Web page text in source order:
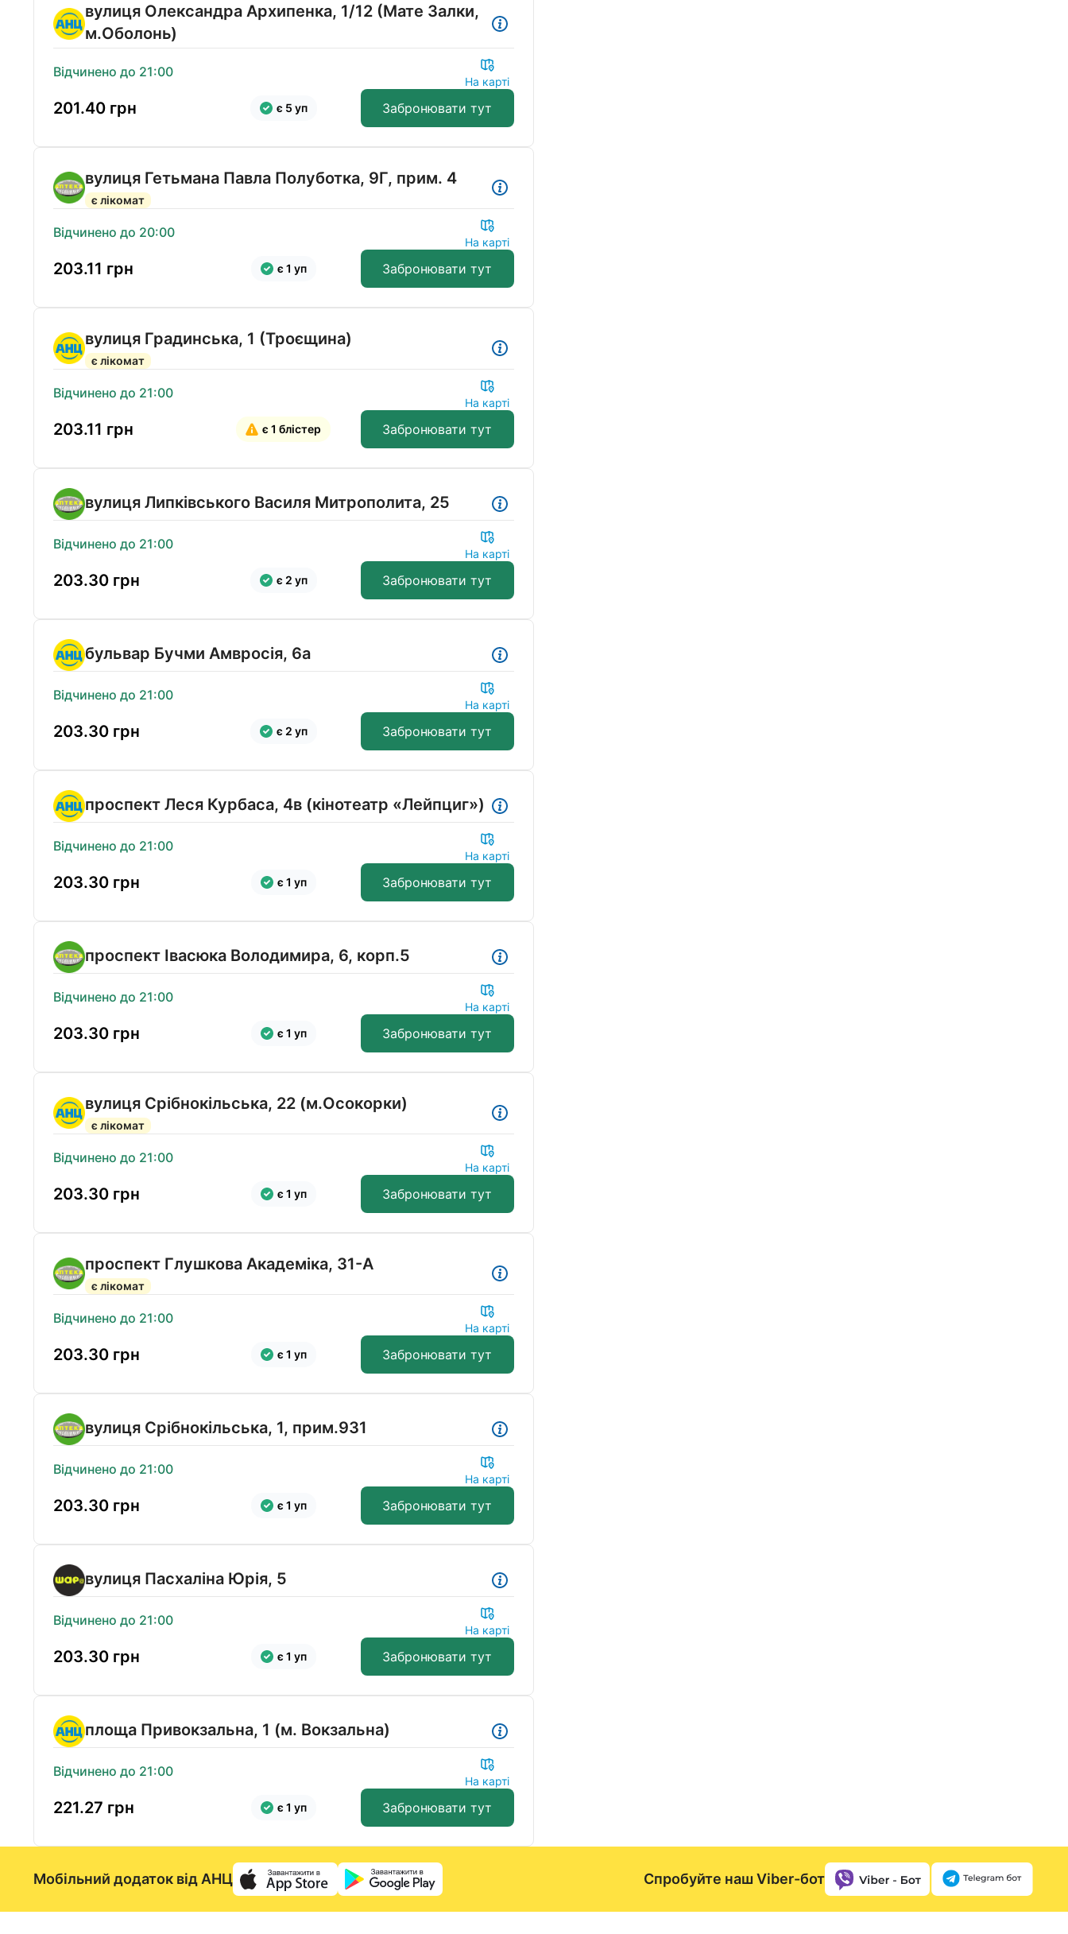
вулиця Олександра Архипенка, 1/12 (Мате Залки,
м.Оболонь)
Відчинено до 21:00
На карті
201.40 грн є 5 уп Забронювати тут
вулиця Гетьмана Павла Полуботка, 9Г, прим. 4
є лікомат
Відчинено до 20:00
На карті
203.11 грн є 1 уп Забронювати тут
вулиця Градинська, 1 (Троєщина)
є лікомат
Відчинено до 21:00
На карті
203.11 грн є 1 блістер Забронювати тут
вулиця Липківського Василя Митрополита, 25
Відчинено до 21:00
На карті
203.30 грн є 2 уп Забронювати тут
бульвар Бучми Амвросія, 6а
Відчинено до 21:00
На карті
203.30 грн є 2 уп Забронювати тут
проспект Леся Курбаса, 4в (кінотеатр «Лейпциг»)
Відчинено до 21:00
На карті
203.30 грн є 1 уп Забронювати тут
проспект Івасюка Володимира, 6, корп.5
Відчинено до 21:00
На карті
203.30 грн є 1 уп Забронювати тут
вулиця Срібнокільська, 22 (м.Осокорки)
є лікомат
Відчинено до 21:00
На карті
203.30 грн є 1 уп Забронювати тут
проспект Глушкова Академіка, 31-А
є лікомат
Відчинено до 21:00
На карті
203.30 грн є 1 уп Забронювати тут
вулиця Срібнокільська, 1, прим.931
Відчинено до 21:00
На карті
203.30 грн є 1 уп Забронювати тут
вулиця Пасхаліна Юрія, 5
Відчинено до 21:00
На карті
203.30 грн є 1 уп Забронювати тут
площа Привокзальна, 1 (м. Вокзальна)
Відчинено до 21:00
На карті
221.27 грн є 1 уп Забронювати тут
Мобільний додаток від АНЦ Спробуйте наш Viber-бот